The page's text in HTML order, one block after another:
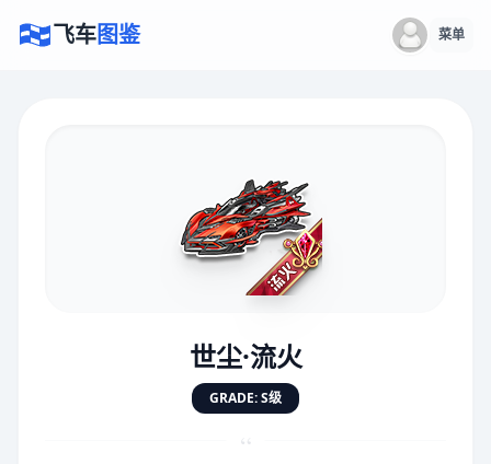
飞车图鉴 菜单
世尘·流火
GRADE: S级
“
★★★★
★★★★★★